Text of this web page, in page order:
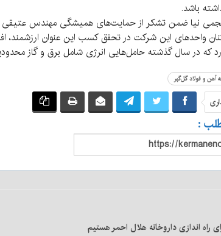
نیا ضمن تشکر از حمایت‌های همیشگی مهندس عتیقی
واحدهای این شرکت در تحقق کسب این عنوان ارزشمند،
که در سال گذشته حامل‌هایی انرژی شامل برق و گاز
و فولاد گل‌گهر
:
راه اندازی داروخانه هلال احمر هستیم